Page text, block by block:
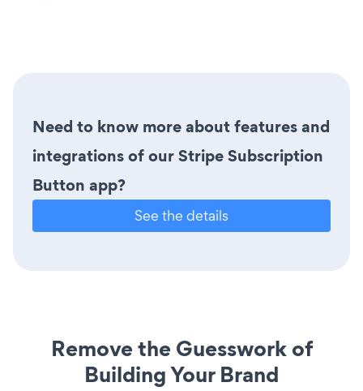
Need to know more about features and
integrations of our Stripe Subscription
Button app?
See the details
Remove the Guesswork of
Building Your Brand